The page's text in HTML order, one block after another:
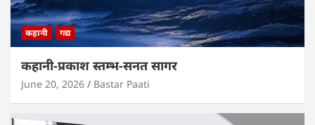
कहानी गद्य
कहानी-प्रकाश स्तम्भ-सनत सागर
June 20, 2026 Bastar Paati